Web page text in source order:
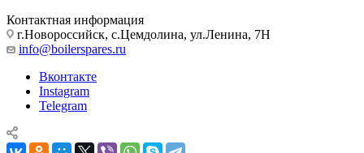
Контактная информация
г.Новороссийск, с.Цемдолина, ул.Ленина, 7Н
info@boilerspares.ru
Вконтакте
Instagram
Telegram